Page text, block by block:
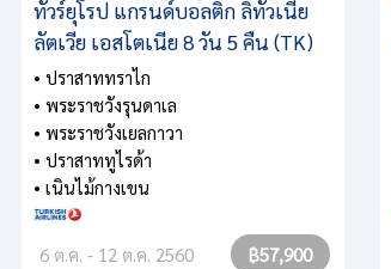
ทัวร์ยุโรป แกรนด์บอลติก ลิทัวเนีย
ลัตเวีย เอสโตเนีย 8 วัน 5 คืน (TK)
• ปราสาททราไก
• พระราชวังรุนดาเล
• พระราชวังเยลกาวา
• ปราสาททูไรด้า
• เนินไม้กางเขน
6 ต.ค. - 12 ต.ค. 2560 ฿57,900